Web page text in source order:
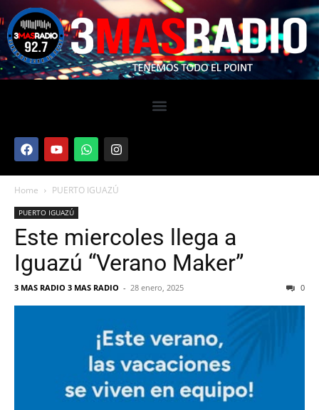
Home PUERTO IGUAZÚ
PUERTO IGUAZÚ
Este miercoles llega a
Iguazú “Verano Maker”
3 MAS RADIO 3 MAS RADIO - 28 enero, 2025 0